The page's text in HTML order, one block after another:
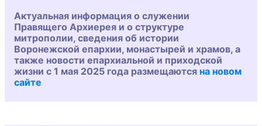
Актуальная информация о служении
Правящего Архиерея и о структуре
митрополии, сведения об истории
Воронежской епархии, монастырей и храмов, а
также новости епархиальной и приходской
жизни с 1 мая 2025 года размещаются на новом
сайте